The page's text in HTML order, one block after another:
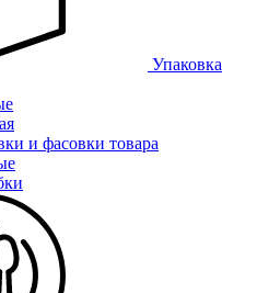
Упаковка
и фасовки товара